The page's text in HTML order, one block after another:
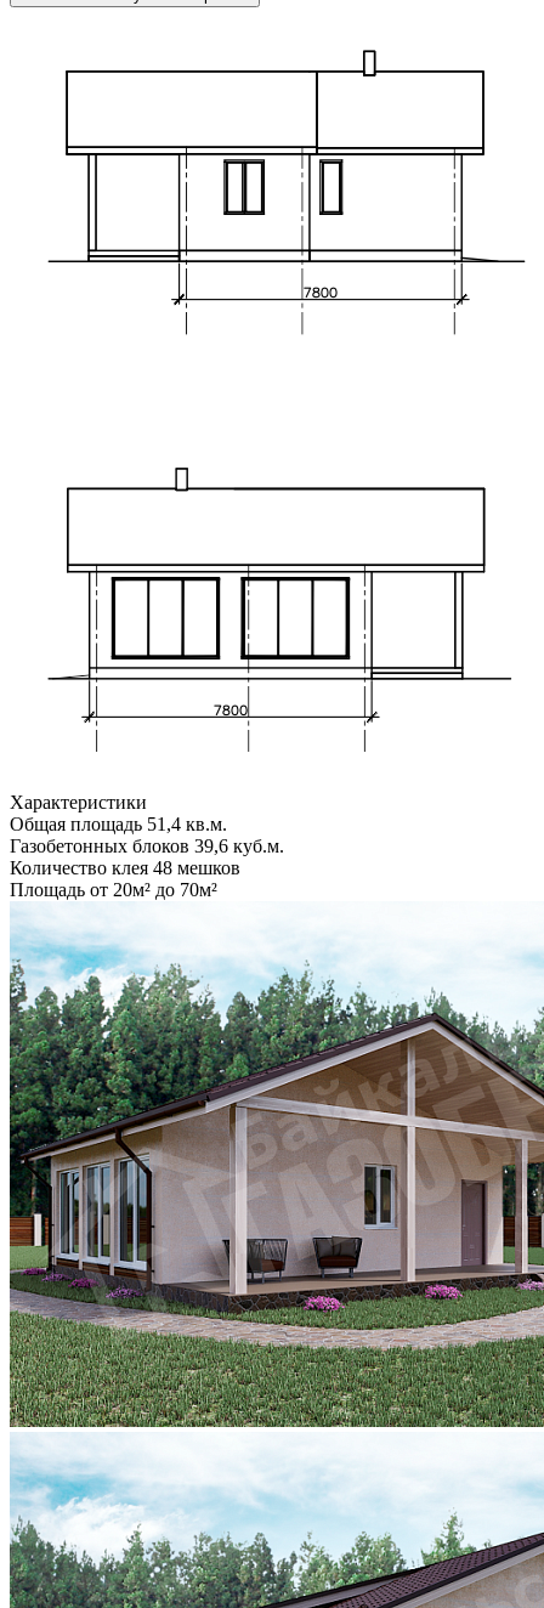
Характеристики
Общая площадь 51,4 кв.м.
Газобетонных блоков 39,6 куб.м.
Количество клея 48 мешков
Площадь от 20м² до 70м²